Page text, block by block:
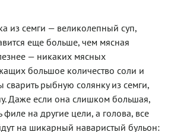
из семги — великолепный суп,
еще больше, чем мясная
— никаких мясных
большое количество соли и
сварить рыбную солянку из семги,
Даже если она слишком большая,
филе на другие цели, а голова, все
на шикарный наваристый бульон: